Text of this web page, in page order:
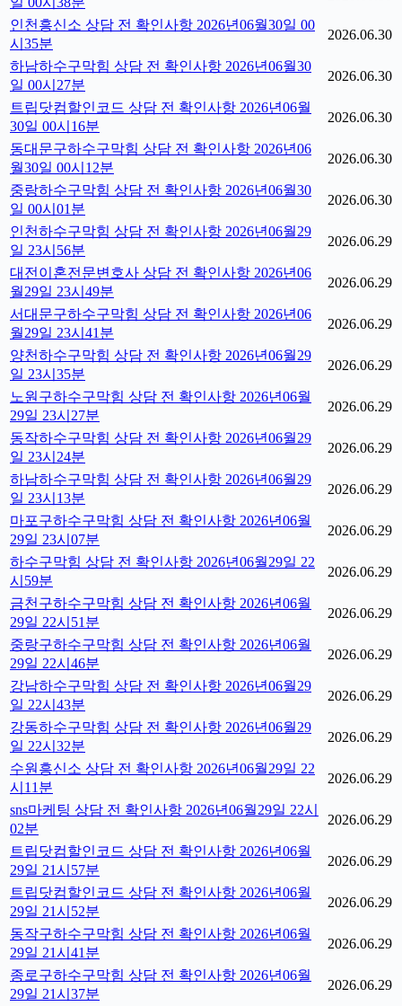
인천흥신소 상담 전 확인사항 2026년06월30일 00
시35분
2026.06.30
하남하수구막힘 상담 전 확인사항 2026년06월30
일 00시27분
2026.06.30
트립닷컴할인코드 상담 전 확인사항 2026년06월
30일 00시16분
2026.06.30
동대문구하수구막힘 상담 전 확인사항 2026년06
월30일 00시12분
2026.06.30
중랑하수구막힘 상담 전 확인사항 2026년06월30
일 00시01분
2026.06.30
인천하수구막힘 상담 전 확인사항 2026년06월29
일 23시56분
2026.06.29
대전이혼전문변호사 상담 전 확인사항 2026년06
월29일 23시49분
2026.06.29
서대문구하수구막힘 상담 전 확인사항 2026년06
월29일 23시41분
2026.06.29
양천하수구막힘 상담 전 확인사항 2026년06월29
일 23시35분
2026.06.29
노원구하수구막힘 상담 전 확인사항 2026년06월
29일 23시27분
2026.06.29
동작하수구막힘 상담 전 확인사항 2026년06월29
일 23시24분
2026.06.29
하남하수구막힘 상담 전 확인사항 2026년06월29
일 23시13분
2026.06.29
마포구하수구막힘 상담 전 확인사항 2026년06월
29일 23시07분
2026.06.29
하수구막힘 상담 전 확인사항 2026년06월29일 22
시59분
2026.06.29
금천구하수구막힘 상담 전 확인사항 2026년06월
29일 22시51분
2026.06.29
중랑구하수구막힘 상담 전 확인사항 2026년06월
29일 22시46분
2026.06.29
강남하수구막힘 상담 전 확인사항 2026년06월29
일 22시43분
2026.06.29
강동하수구막힘 상담 전 확인사항 2026년06월29
일 22시32분
2026.06.29
수원흥신소 상담 전 확인사항 2026년06월29일 22
시11분
2026.06.29
sns마케팅 상담 전 확인사항 2026년06월29일 22시
02분
2026.06.29
트립닷컴할인코드 상담 전 확인사항 2026년06월
29일 21시57분
2026.06.29
트립닷컴할인코드 상담 전 확인사항 2026년06월
29일 21시52분
2026.06.29
동작구하수구막힘 상담 전 확인사항 2026년06월
29일 21시41분
2026.06.29
종로구하수구막힘 상담 전 확인사항 2026년06월
29일 21시37분
2026.06.29